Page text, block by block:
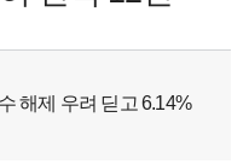
해제 우려 딛고 6.14%